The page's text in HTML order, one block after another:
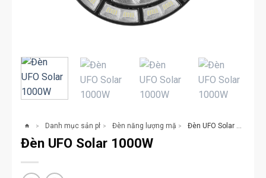
> Danh mục sản phẩm
> Đèn năng lượng mặt trời
> Đèn UFO Solar 1000W
Đèn UFO Solar 1000W